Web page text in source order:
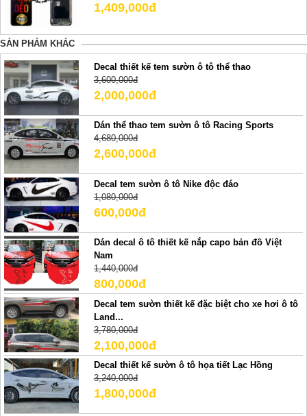
1,409,000đ
SẢN PHẢM KHÁC
Decal thiết kế tem sườn ô tô thể thao
3,600,000đ
2,000,000đ
Dán thể thao tem sườn ô tô Racing Sports
4,680,000đ
2,600,000đ
Decal tem sườn ô tô Nike độc đáo
1,080,000đ
600,000đ
Dán decal ô tô thiết kế nắp capo bản đồ Việt
Nam
1,440,000đ
800,000đ
Decal tem sườn thiết kế đặc biệt cho xe hơi ô tô
Land...
3,780,000đ
2,100,000đ
Decal thiết kế sườn ô tô họa tiết Lạc Hồng
3,240,000đ
1,800,000đ